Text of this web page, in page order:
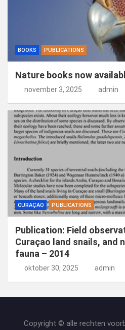
BOOKS PUBLICATIONS
Nature books now
november 3, 2025 admin
CURAÇAO PUBLICATIONS
Publication: Field
Curaçao land snails, and
fauna – 2014
oktober 30, 2025 admin
Copyright © alle rechten